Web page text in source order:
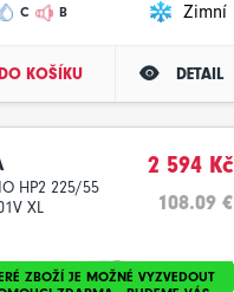
C B Zimní
KOŠÍKU DETAIL
HP2 225/55
XL
2 594 Kč
108.09 €
ZBOŽÍ JE MOŽNÉ VYZVEDOUT